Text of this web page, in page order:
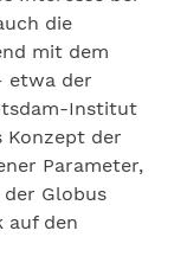
die
mit dem
etwa der
Institut
Konzept der
Parameter,
Globus
auf den